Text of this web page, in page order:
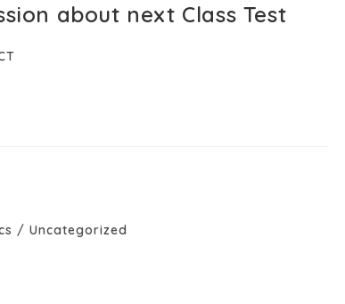
about next Class Test
/ Uncategorized